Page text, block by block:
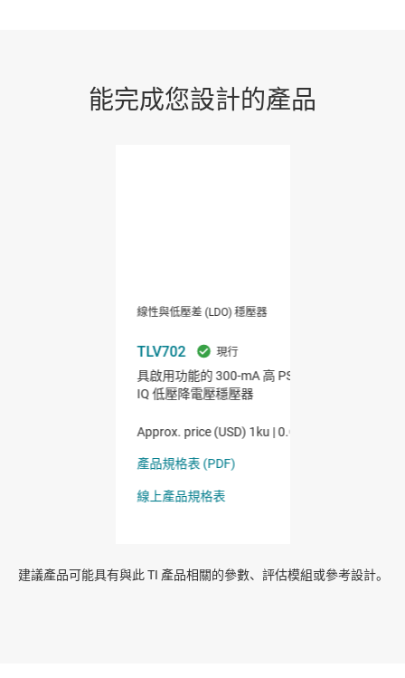
建議產品可能具有與此 TI 產品相關的參數、評估模組或參考設計。